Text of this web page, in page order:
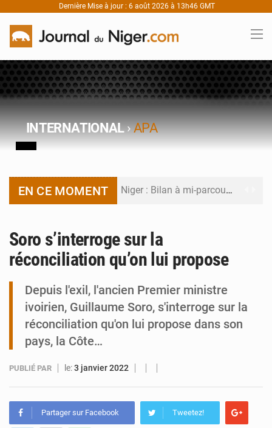
Dernière Mise à jour : 6 août 2026 à 13h46 GMT
INTERNATIONAL›APA
EN CE MOMENT Niger : Bilan à mi-parcours du Programme de Refondation
Niger : Abdoulaye Seydou en visite à la MCC de Malbaza
Soro s’interroge sur la
réconciliation qu’on lui propose
Depuis l'exil, l'ancien Premier ministre
ivoirien, Guillaume Soro, s'interroge sur la
réconciliation qu'on lui propose dans son
pays, la Côte…
PUBLIÉ PAR le:3 janvier 2022
Partager sur Facebook Tweetez!